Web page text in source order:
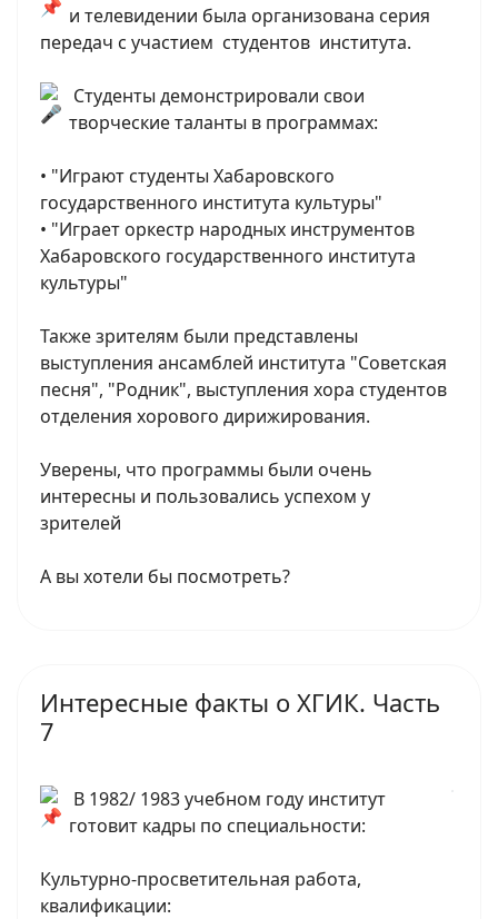
и телевидении была организована серия
передач с участием студентов института.
Студенты демонстрировали свои
творческие таланты в программах:
• "Играют студенты Хабаровского
государственного института культуры"
• "Играет оркестр народных инструментов
Хабаровского государственного института
культуры"
Также зрителям были представлены
выступления ансамблей института "Советская
песня", "Родник", выступления хора студентов
отделения хорового дирижирования.
Уверены, что программы были очень
интересны и пользовались успехом у
зрителей
А вы хотели бы посмотреть?
Интересные факты о ХГИК. Часть
7
В 1982/ 1983 учебном году институт
готовит кадры по специальности:
Культурно-просветительная работа,
квалификации: